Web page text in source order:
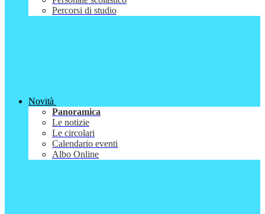
Percorsi di studio
Novità
Panoramica
Le notizie
Le circolari
Calendario eventi
Albo Online